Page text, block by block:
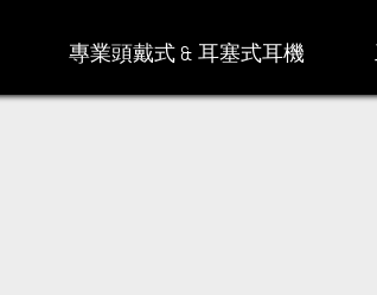
專業頭戴式 & 耳塞式耳機